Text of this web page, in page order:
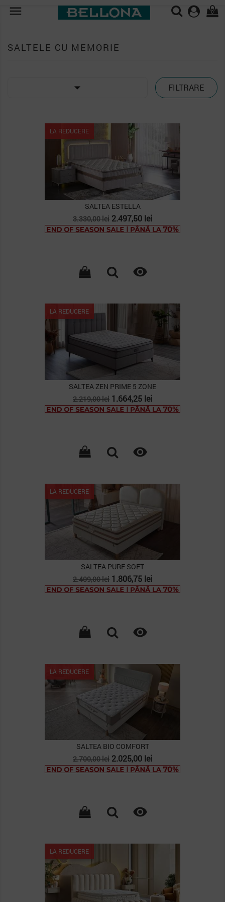
 0
SALTELE CU MEMORIE
 FILTRARE
LA REDUCERE
SALTEA ESTELLA
Pret
de
3.330,00 lei Pret
2.497,50 lei

LA REDUCERE
SALTEA ZEN PRIME 5 ZONE
Pret
de
2.219,00 lei Pret
1.664,25 lei

LA REDUCERE
SALTEA PURE SOFT
Pret
de
2.409,00 lei Pret
1.806,75 lei

LA REDUCERE
SALTEA BIO COMFORT
Pret
de
2.700,00 lei Pret
2.025,00 lei

LA REDUCERE